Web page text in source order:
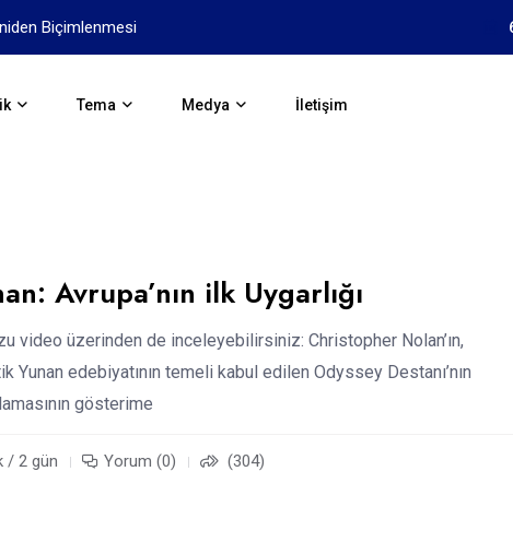
Biçimlenmesi Yapay Zekanın Geleceği İçin
Tema Medya İletişim
Avrupa’nın ilk Uygarlığı
video üzerinden de inceleyebilirsiniz: Christopher Nolan’ın,
Yunan edebiyatının temeli kabul edilen Odyssey Destanı’nın
gösterime
/ 2 gün Yorum (0) (304)